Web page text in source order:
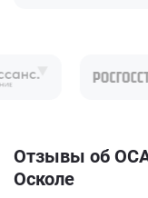
Отзывы об
Осколе